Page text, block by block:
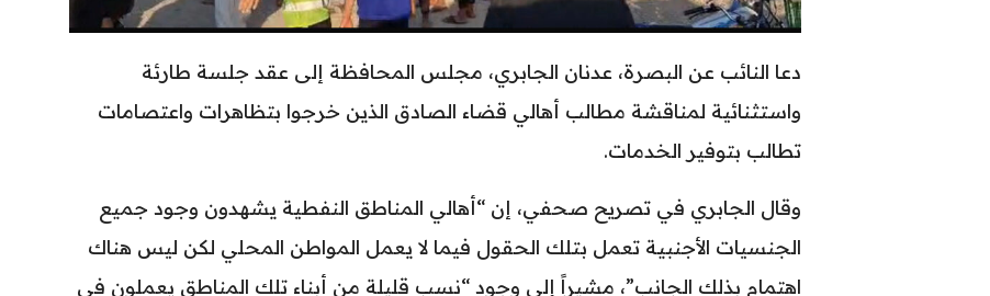
دعا النائب عن البصرة، عدنان الجابري، مجلس المحافظة إلى عقد جلسة طارئة
واستثنائية لمناقشة مطالب أهالي قضاء الصادق الذين خرجوا بتظاهرات واعتصامات
تطالب بتوفير الخدمات.
وقال الجابري في تصريح صحفي، إن “أهالي المناطق النفطية يشهدون وجود جميع
الجنسيات الأجنبية تعمل بتلك الحقول فيما لا يعمل المواطن المحلي لكن ليس هناك
اهتمام بذلك الجانب”، مشيراً إلى وجود “نسب قليلة من أبناء تلك المناطق يعملون في